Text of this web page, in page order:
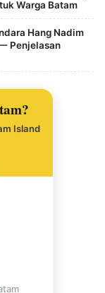
Warga Batam
Hang Nadim
Penjelasan
Island